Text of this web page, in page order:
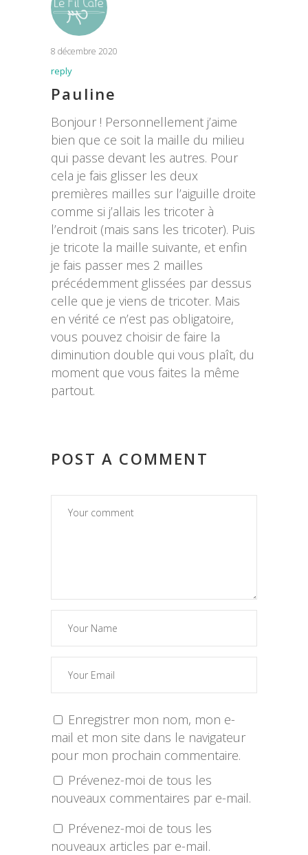
8 décembre 2020
reply
Pauline
Bonjour ! Personnellement j’aime
bien que ce soit la maille du milieu
qui passe devant les autres. Pour
cela je fais glisser les deux
premières mailles sur l’aiguille droite
comme si j’allais les tricoter à
l’endroit (mais sans les tricoter). Puis
je tricote la maille suivante, et enfin
je fais passer mes 2 mailles
précédemment glissées par dessus
celle que je viens de tricoter. Mais
en vérité ce n’est pas obligatoire,
vous pouvez choisir de faire la
diminution double qui vous plaît, du
moment que vous faites la même
partout.
POST A COMMENT
Enregistrer mon nom, mon e-
mail et mon site dans le navigateur
pour mon prochain commentaire.
Prévenez-moi de tous les
nouveaux commentaires par e-mail.
Prévenez-moi de tous les
nouveaux articles par e-mail.